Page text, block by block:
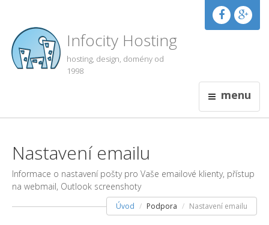
Infocity Hosting
hosting, design, domény od
1998
menu
Nastavení emailu
Informace o nastavení pošty pro Vaše emailové klienty, přístup
na webmail, Outlook screenshoty
Úvod Podpora Nastavení emailu